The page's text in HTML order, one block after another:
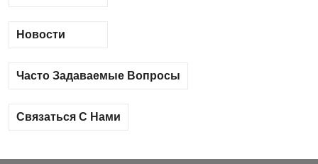
Новости
Часто Задаваемые Вопросы
Связаться С Нами